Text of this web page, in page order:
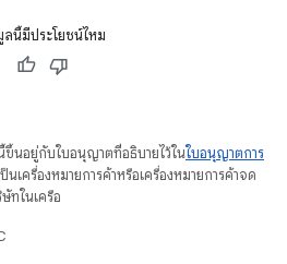
ลนี้มีประโยชน์ไหม
ขึ้นอยู่กับใบอนุญาตที่อธิบายไว้ในใบอนุญาตการ
เครื่องหมายการค้าหรือเครื่องหมายการค้าจด
ทในเครือ